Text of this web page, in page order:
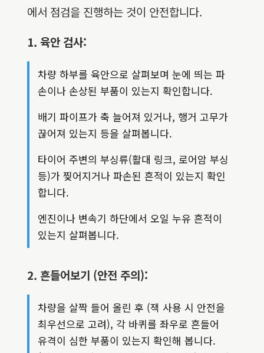
에서 점검을 진행하는 것이 안전합니다.
1. 육안 검사:
차량 하부를 육안으로 살펴보며 눈에 띄는 파
손이나 손상된 부품이 있는지 확인합니다.
배기 파이프가 축 늘어져 있거나, 행거 고무가
끊어져 있는지 등을 살펴봅니다.
타이어 주변의 부싱류(활대 링크, 로어암 부싱
등)가 찢어지거나 파손된 흔적이 있는지 확인
합니다.
엔진이나 변속기 하단에서 오일 누유 흔적이
있는지 살펴봅니다.
2. 흔들어보기 (안전 주의):
차량을 살짝 들어 올린 후 (잭 사용 시 안전을
최우선으로 고려), 각 바퀴를 좌우로 흔들어
유격이 심한 부품이 있는지 확인해 봅니다.